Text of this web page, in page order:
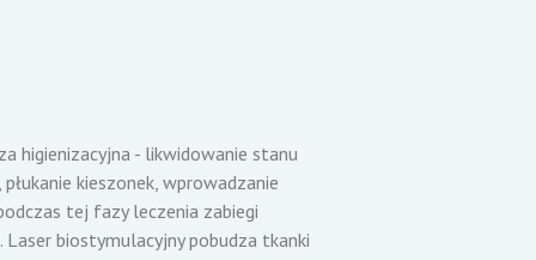
higienizacyjna - likwidowanie stanu
kieszonek, wprowadzanie
tej fazy leczenia zabiegi
biostymulacyjny pobudza tkanki